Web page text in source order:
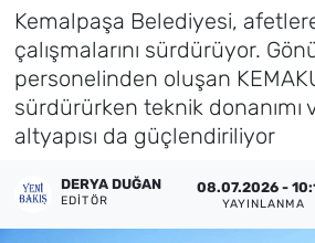
Kemalpaşa Belediyesi,
çalışmalarını sürdürüyor.
personelinden oluşan
sürdürürken teknik donanımı
altyapısı da güçlendiriliyor
DERYA DUĞAN
EDITÖR
08.07.2026 -
YAYINLANMA
Foto Galeri
Künye
İletişim